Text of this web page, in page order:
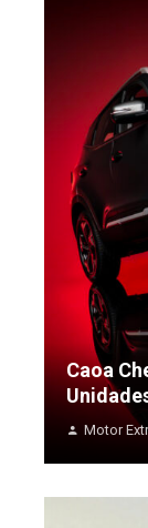
Caoa
Motor